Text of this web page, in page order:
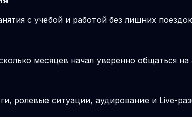
с учёбой и работой без лишних
месяцев начал уверенно общаться на
ролевые ситуации, аудирование и Live-